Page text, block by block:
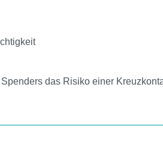
das Risiko einer